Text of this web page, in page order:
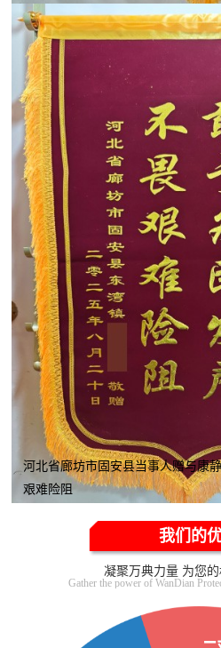
河北省廊坊市固安县当事人赠与康
艰难险阻
我们的
凝聚万典力量 为您
Gather the power of WanDian